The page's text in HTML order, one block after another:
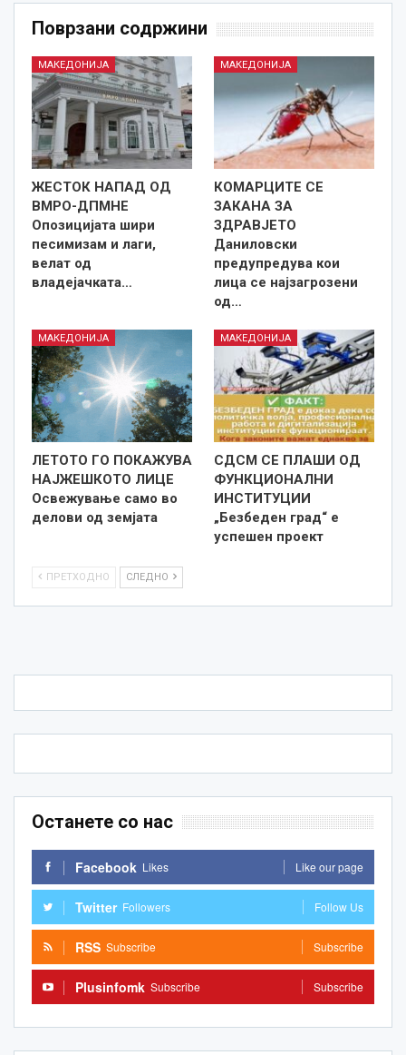
Поврзани содржини
МАКЕДОНИЈА
ЖЕСТОК НАПАД ОД
ВМРО-ДПМНЕ
Опозицијата шири
песимизам и лаги,
велат од
владејачката…
МАКЕДОНИЈА
КОМАРЦИТЕ СЕ
ЗАКАНА ЗА
ЗДРАВЈЕТО
Даниловски
предупредува кои
лица се најзагрозени
од…
МАКЕДОНИЈА
ЛЕТОТО ГО ПОКАЖУВА
НАЈЖЕШКОТО ЛИЦE
Освежување само во
делови од земјата
МАКЕДОНИЈА
СДСМ СЕ ПЛАШИ ОД
ФУНКЦИОНАЛНИ
ИНСТИТУЦИИ
„Безбеден град“ е
успешен проект
ПРЕТХОДНО СЛЕДНО
Останете со нас
Facebook Likes Like our page
Twitter Followers Follow Us
RSS Subscribe Subscribe
Plusinfomk Subscribe Subscribe